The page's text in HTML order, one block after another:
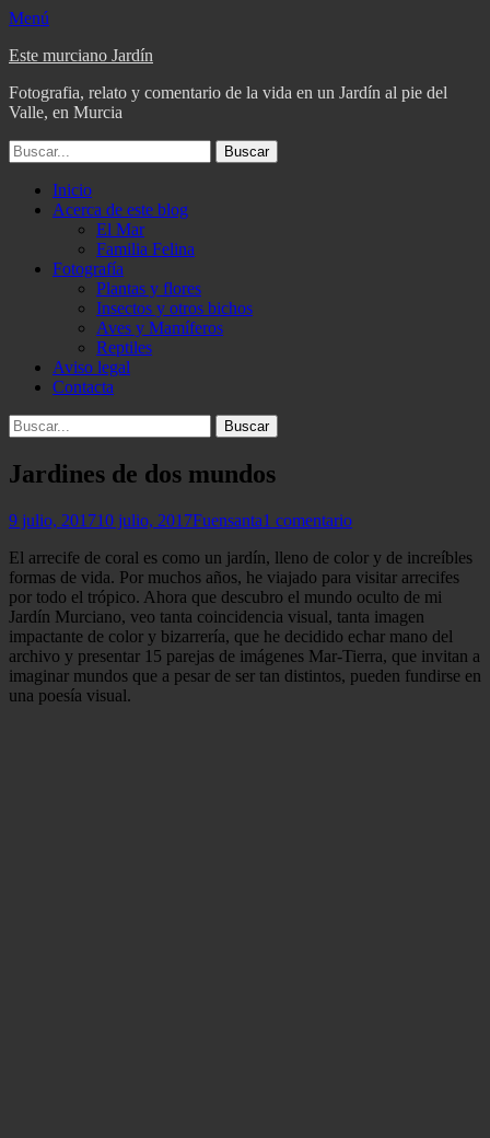
Menú
Este murciano Jardín
Fotografia, relato y comentario de la vida en un Jardín al pie del
Valle, en Murcia
Buscar:
Menú
principal
Saltar
Inicio
Acerca de este blog
El Mar
Familia Felina
Fotografía
Plantas y flores
Insectos y otros bichos
Aves y Mamíferos
Reptiles
Aviso legal
Contacta
Buscar
Buscar:
Jardines de dos mundos
Publicado
9 julio, 201710 julio, 2017Autor
Fuensanta1 comentario
El arrecife de coral es como un jardín, lleno de color y de increíbles
formas de vida. Por muchos años, he viajado para visitar arrecifes
por todo el trópico. Ahora que descubro el mundo oculto de mi
Jardín Murciano, veo tanta coincidencia visual, tanta imagen
impactante de color y bizarrería, que he decidido echar mano del
archivo y presentar 15 parejas de imágenes Mar-Tierra, que invitan a
imaginar mundos que a pesar de ser tan distintos, pueden fundirse en
una poesía visual.